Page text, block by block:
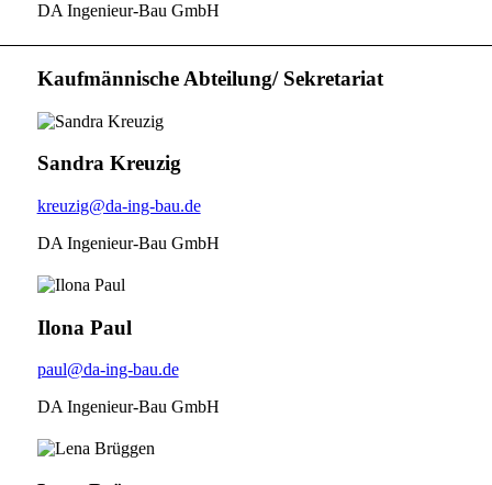
DA Ingenieur-Bau GmbH
Kaufmännische Abteilung/ Sekretariat
Sandra Kreuzig
kreuzig@da-ing-bau.de
DA Ingenieur-Bau GmbH
Ilona Paul
paul@da-ing-bau.de
DA Ingenieur-Bau GmbH